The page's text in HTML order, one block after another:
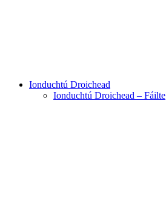
Ionduchtú Droichead
Ionduchtú Droichead – Fáilte